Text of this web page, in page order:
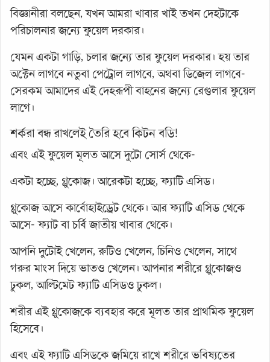
বিজ্ঞানীরা বলছেন, যখন আমরা খাবার খাই তখন দেহটাকে
পরিচালনার জন্যে ফুয়েল দরকার।
যেমন একটা গাড়ি, চলার জন্যে তার ফুয়েল দরকার। হয় তার
অক্টেন লাগবে নতুবা পেট্রোল লাগবে, অথবা ডিজেল লাগবে-
সেরকম আমাদের এই দেহরূপী বাহনের জন্যে রেগুলার ফুয়েল
লাগে।
শর্করা বন্ধ রাখলেই তৈরি হবে কিটন বডি!
এবং এই ফুয়েল মূলত আসে দুটো সোর্স থেকে-
একটা হচ্ছে, গ্লুকোজ। আরেকটা হচ্ছে, ফ্যাটি এসিড।
গ্লুকোজ আসে কার্বোহাইড্রেট থেকে। আর ফ্যাটি এসিড থেকে
আসে- ফ্যাট বা চর্বি জাতীয় খাবার থেকে।
আপনি দুটোই খেলেন, রুটিও খেলেন, চিনিও খেলেন, সাথে
গরুর মাংস দিয়ে ভাতও খেলেন। আপনার শরীরে গ্লুকোজও
ঢুকল, আল্টিমেট ফ্যাটি এসিডও ঢুকল।
শরীর এই গ্লুকোজকে ব্যবহার করে মূলত তার প্রাথমিক ফুয়েল
হিসেবে।
এবং এই ফ্যাটি এসিডকে জমিয়ে রাখে শরীরে ভবিষ্যতের